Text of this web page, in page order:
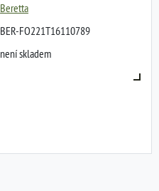
Beretta
BER-FO221T16110789
není skladem